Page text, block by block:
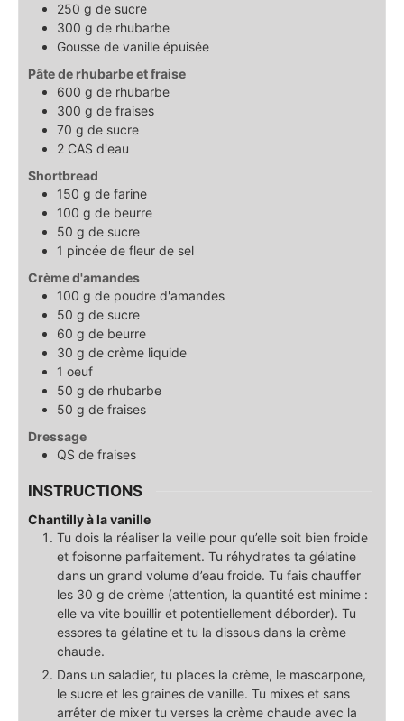
250 g de sucre
300 g de rhubarbe
Gousse de vanille épuisée
Pâte de rhubarbe et fraise
600 g de rhubarbe
300 g de fraises
70 g de sucre
2 CAS d'eau
Shortbread
150 g de farine
100 g de beurre
50 g de sucre
1 pincée de fleur de sel
Crème d'amandes
100 g de poudre d'amandes
50 g de sucre
60 g de beurre
30 g de crème liquide
1 oeuf
50 g de rhubarbe
50 g de fraises
Dressage
QS de fraises
INSTRUCTIONS
Chantilly à la vanille
Tu dois la réaliser la veille pour qu’elle soit bien froide
et foisonne parfaitement. Tu réhydrates ta gélatine
dans un grand volume d’eau froide. Tu fais chauffer
les 30 g de crème (attention, la quantité est minime :
elle va vite bouillir et potentiellement déborder). Tu
essores ta gélatine et tu la dissous dans la crème
chaude.
Dans un saladier, tu places la crème, le mascarpone,
le sucre et les graines de vanille. Tu mixes et sans
arrêter de mixer tu verses la crème chaude avec la